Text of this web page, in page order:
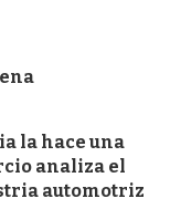
la hace una
analiza el
automotriz